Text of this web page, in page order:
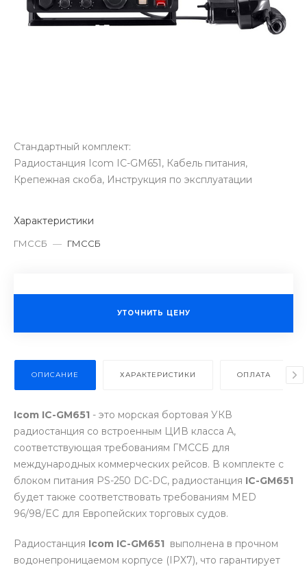
Стандартный комплект:
Радиостанция Icom IC-GM651, Кабель питания,
Крепежная скоба, Инструкция по эксплуатации
Характеристики
ГМССБ — ГМССБ
УТОЧНИТЬ ЦЕНУ
ОПИСАНИЕ ХАРАКТЕРИСТИКИ ОПЛАТА
Icom IC-GM651 - это морская бортовая УКВ
радиостанция со встроенным ЦИВ класса А,
соответствующая требованиям ГМССБ для
международных коммерческих рейсов. В комплекте с
блоком питания PS-250 DC-DC, радиостанция IC-GM651
будет также соответствовать требованиям MED
96/98/EC для Европейских торговых судов.
Радиостанция Icom IC-GM651 выполнена в прочном
водонепроницаемом корпусе (IPX7), что гарантирует